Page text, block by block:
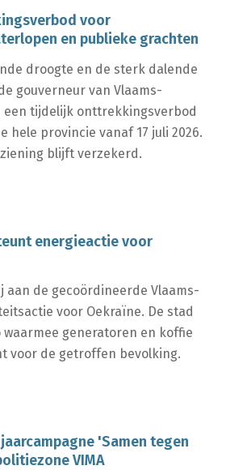
voor
en publieke grachten
droogte en de sterk dalende
gouverneur van Vlaams-
een tijdelijk onttrekkingsverbod
hele provincie vanaf 17 juli 2026.
blijft verzekerd.
energieactie voor
aan de gecoördineerde Vlaams-
voor Oekraïne. De stad
waarmee generatoren en koffie
voor de getroffen bevolking.
'Samen tegen
VIMA